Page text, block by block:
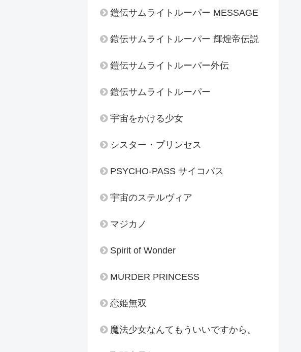
鎧伝サムライトルーパー MESSAGE
鎧伝サムライトルーパー 輝煌帝伝説
鎧伝サムライトルーパー外伝
鎧伝サムライトルーパー
宇宙をかける少女
シスター・プリンセス
PSYCHO-PASS サイコパス
宇宙のステルヴィア
マジカノ
Spirit of Wonder
MURDER PRINCESS
恋姫無双
魔法少女なんてもういいですから。